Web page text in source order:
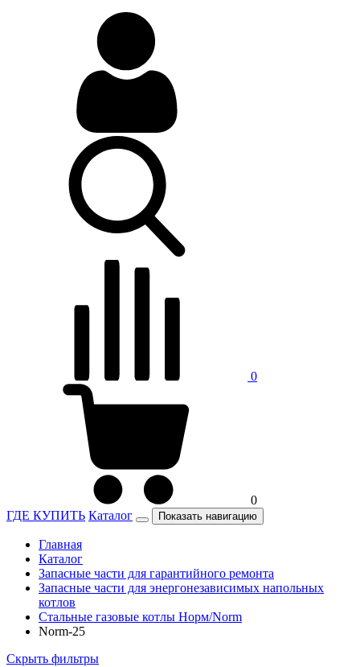
0
0
ГДЕ КУПИТЬ Каталог Показать навигацию
Главная
Каталог
Запасные части для гарантийного ремонта
Запасные части для энергонезависимых напольных
котлов
Стальные газовые котлы Норм/Norm
Norm-25
Скрыть фильтры